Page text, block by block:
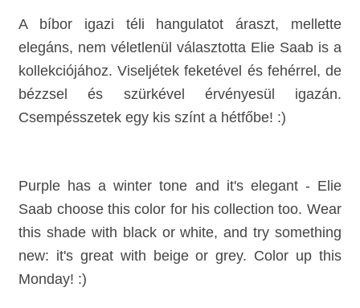
A bíbor igazi téli hangulatot áraszt, mellette
elegáns, nem véletlenül választotta Elie Saab is a
kollekciójához. Viseljétek feketével és fehérrel, de
bézzsel és szürkével érvényesül igazán.
Csempésszetek egy kis színt a hétfőbe! :)
Purple has a winter tone and it's elegant - Elie
Saab choose this color for his collection too. Wear
this shade with black or white, and try something
new: it's great with beige or grey. Color up this
Monday! :)